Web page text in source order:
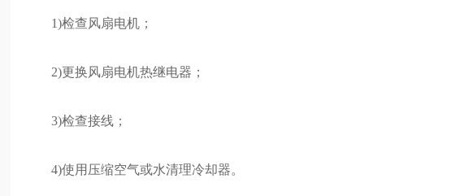
1)检查风扇电机；
2)更换风扇电机热继电器；
3)检查接线；
4)使用压缩空气或水清理冷却器。